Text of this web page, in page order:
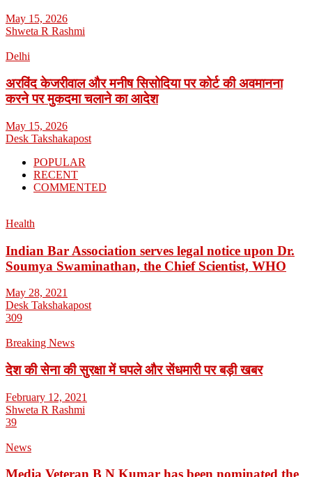
May 15, 2026
Shweta R Rashmi
Delhi
अरविंद केजरीवाल और मनीष सिसोदिया पर कोर्ट की अवमानना
करने पर मुकदमा चलाने का आदेश
May 15, 2026
Desk Takshakapost
POPULAR
RECENT
COMMENTED
Health
Indian Bar Association serves legal notice upon Dr.
Soumya Swaminathan, the Chief Scientist, WHO
May 28, 2021
Desk Takshakapost
309
Breaking News
देश की सेना की सुरक्षा में घपले और सेंधमारी पर बड़ी खबर
February 12, 2021
Shweta R Rashmi
39
News